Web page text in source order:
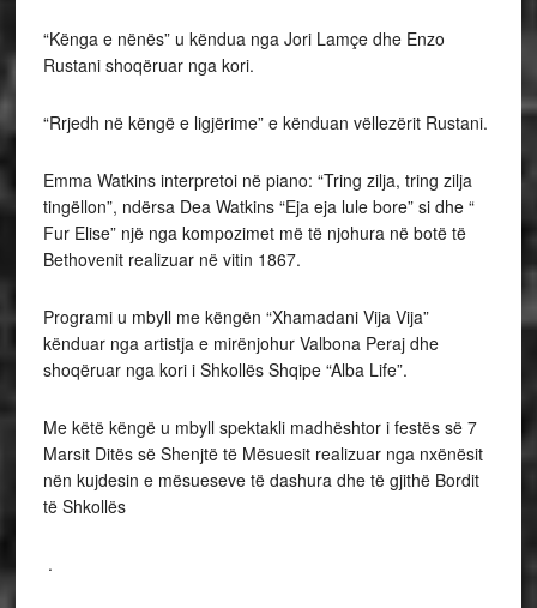
“Kënga e nënës” u këndua nga Jori Lamçe dhe Enzo
Rustani shoqëruar nga kori.
“Rrjedh në këngë e ligjërime” e kënduan vëllezërit Rustani.
Emma Watkins interpretoi në piano: “Tring zilja, tring zilja
tingëllon”, ndërsa Dea Watkins “Eja eja lule bore” si dhe “
Fur Elise” një nga kompozimet më të njohura në botë të
Bethovenit realizuar në vitin 1867.
Programi u mbyll me këngën “Xhamadani Vija Vija”
kënduar nga artistja e mirënjohur Valbona Peraj dhe
shoqëruar nga kori i Shkollës Shqipe “Alba Life”.
Me këtë këngë u mbyll spektakli madhështor i festës së 7
Marsit Ditës së Shenjtë të Mësuesit realizuar nga nxënësit
nën kujdesin e mësueseve të dashura dhe të gjithë Bordit
të Shkollës
.